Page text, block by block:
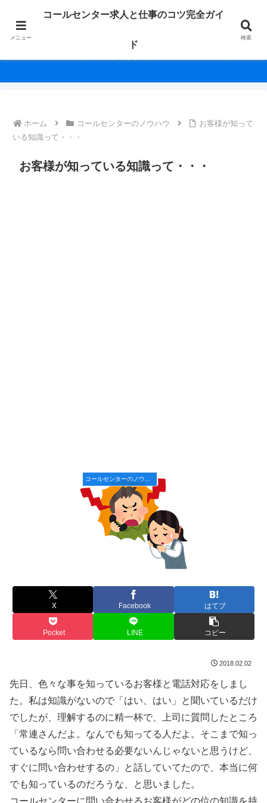
未経験からベテランまで、働く人の毎日を応援！求人情報や役立つノウハウを
ホーム コールセンターのノウハウ
お客様が知って
いる知識って・・・
お客様が知っている知識って・・・
X Facebook はてブ
Pocket LINE コピー
2018.02.02
先日、色々な事を知っているお客様と電話対応をしまし
た。私は知識がないので「はい、はい」と聞いているだけ
でしたが、理解するのに精一杯で、上司に質問したところ
「常連さんだよ。なんでも知ってる人だよ。そこまで知っ
ているなら問い合わせる必要ないんじゃないと思うけど、
すぐに問い合わせするの」と話していてたので、本当に何
でも知っているのだろうな、と思いました。
コールセンターに問い合わせるお客様がどの位の知識を持
メニュー
コールセンター求人と仕事のコツ完全ガイ
ド
検索